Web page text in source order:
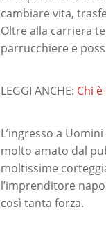
cambiare vita,
Oltre alla carriera
parrucchiere e
LEGGI ANCHE: Chi
L’ingresso a
molto amato dal
moltissime
l’imprenditore
così tanta forza.